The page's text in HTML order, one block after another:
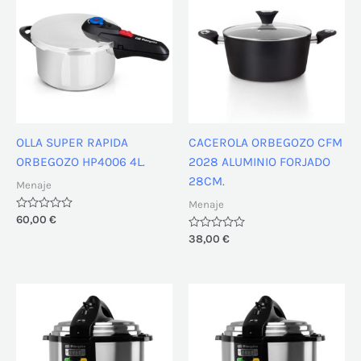
OLLA SUPER RAPIDA
ORBEGOZO HP4006 4L.
Menaje
Valorado
60,00 €
CACEROLA ORBEGOZO CFM
2028 ALUMINIO FORJADO
28CM.
Menaje
Valorado
38,00 €